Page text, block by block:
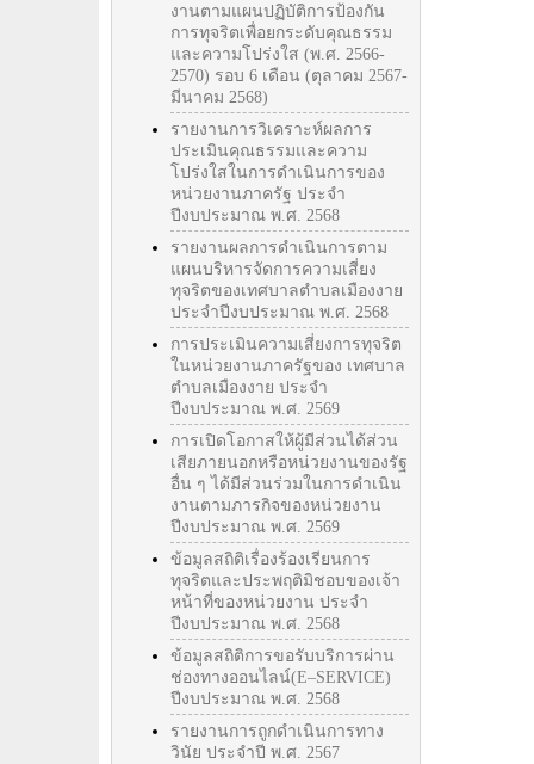
งานตามแผนปฏิบัติการป้องกัน
การทุจริตเพื่อยกระดับคุณธรรม
และความโปร่งใส (พ.ศ. 2566-
2570) รอบ 6 เดือน (ตุลาคม 2567-
มีนาคม 2568)
รายงานการวิเคราะห์ผลการ
ประเมินคุณธรรมและความ
โปร่งใสในการดำเนินการของ
หน่วยงานภาครัฐ ประจำ
ปีงบประมาณ พ.ศ. 2568
รายงานผลการดำเนินการตาม
แผนบริหารจัดการความเสี่ยง
ทุจริตของเทศบาลตำบลเมืองงาย
ประจำปีงบประมาณ พ.ศ. 2568
การประเมินความเสี่ยงการทุจริต
ในหน่วยงานภาครัฐของ เทศบาล
ตำบลเมืองงาย ประจำ
ปีงบประมาณ พ.ศ. 2569
การเปิดโอกาสให้ผู้มีส่วนได้ส่วน
เสียภายนอกหรือหน่วยงานของรัฐ
อื่น ๆ ได้มีส่วนร่วมในการดำเนิน
งานตามภารกิจของหน่วยงาน
ปีงบประมาณ พ.ศ. 2569
ข้อมูลสถิติเรื่องร้องเรียนการ
ทุจริตและประพฤติมิชอบของเจ้า
หน้าที่ของหน่วยงาน ประจำ
ปีงบประมาณ พ.ศ. 2568
ข้อมูลสถิติการขอรับบริการผ่าน
ช่องทางออนไลน์(E–SERVICE)
ปีงบประมาณ พ.ศ. 2568
รายงานการถูกดำเนินการทาง
วินัย ประจำปี พ.ศ. 2567